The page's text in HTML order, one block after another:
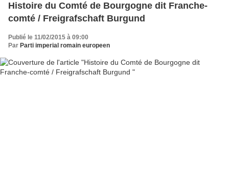
Histoire du Comté de Bourgogne dit Franche-
comté / Freigrafschaft Burgund
Publié le 11/02/2015 à 09:00
Par Parti imperial romain europeen